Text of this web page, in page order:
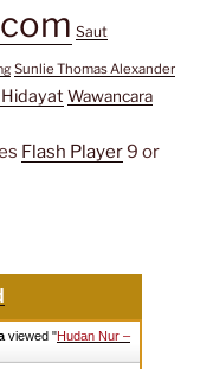
Saut
Sunlie Thomas Alexander
Wawancara
Flash Player9 or
viewed "Hudan Nur –